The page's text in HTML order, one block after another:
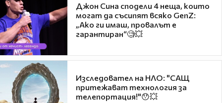
Джон Сина сподели 4 неща, които
могат да съсипят всяко GenZ:
„Ако ги имаш, провалът е
гарантиран“🧐💥
Изследовател на НЛО: "САЩ
притежават технология за
телепортация!"😯💥